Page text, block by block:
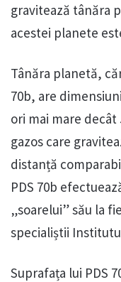
gravitează tânăra
acestei planete
Tânăra planetă,
70b, are
ori mai mare decât
gazos care
distanță
PDS 70b
„soarelui” său la
specialiștii
Suprafața lui PDS